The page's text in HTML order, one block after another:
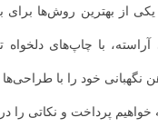
از بهترین روش‌ها برای
با چاپ‌های دلخواه
نگهبانی خود را با
خواهیم پرداخت و نکاتی